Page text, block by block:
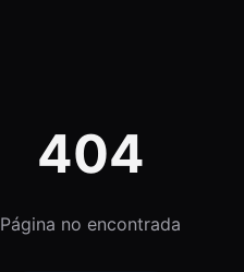
404
Página no encontrada